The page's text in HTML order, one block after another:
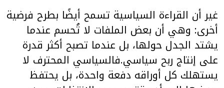
غير أن القراءة السياسية تسمح أيضًا بطرح فرضية
أخرى: وهي أن بعض الملفات لا تُحسم عندما
يشتد الجدل حولها، بل عندما تصبح أكثر قدرة
على إنتاج ربح سياسي.فالسياسي المحترف لا
يستهلك كل أوراقه دفعة واحدة، بل يحتفظ